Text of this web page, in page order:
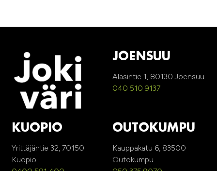
JOENSUU
Alasintie 1, 80130 Joensuu
040 510 9137
KUOPIO
Yrittäjäntie 32, 70150
Kuopio
OUTOKUMPU
Kauppakatu 6, 83500
Outokumpu